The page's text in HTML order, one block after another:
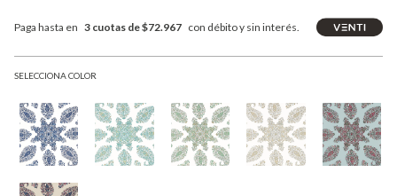
Paga hasta en 3 cuotas de $72.967 con débito y sin interés.
SELECCIONA COLOR